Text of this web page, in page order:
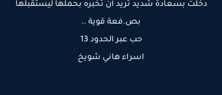
دخلت بسعادة شديد تريد أن تخبره بحملها ليستقبلها
بص.فعة قوية ..
حب عبر الحدود 13
اسراء هاني شويخ